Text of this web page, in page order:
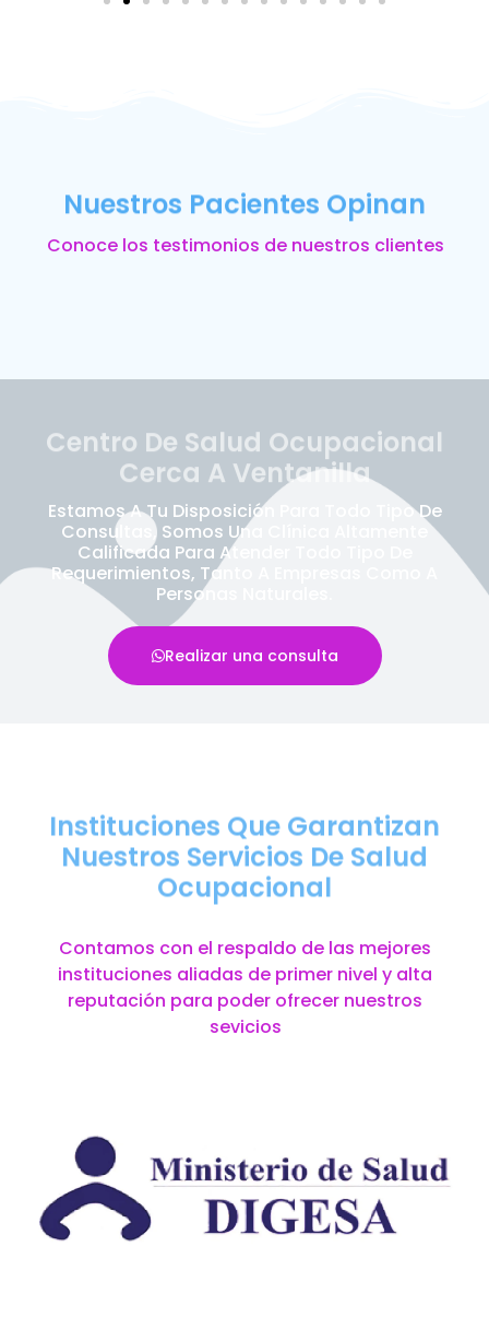
Nuestros Pacientes Opinan
Conoce los testimonios de nuestros clientes
Centro De Salud Ocupacional
Cerca A Ventanilla
Estamos A Tu Disposición Para Todo Tipo De
Consultas, Somos Una Clínica Altamente
Calificada Para Atender Todo Tipo De
Requerimientos, Tanto A Empresas Como A
Personas Naturales.
Realizar una consulta
Instituciones Que Garantizan
Nuestros Servicios De Salud
Ocupacional
Contamos con el respaldo de las mejores
instituciones aliadas de primer nivel y alta
reputación para poder ofrecer nuestros
sevicios